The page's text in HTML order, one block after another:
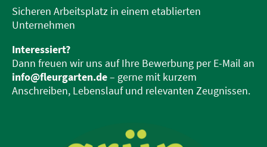
Sicheren Arbeitsplatz in einem etablierten
Unternehmen
Interessiert?
Dann freuen wir uns auf Ihre Bewerbung per E-Mail an
info@fleurgarten.de– gerne mit kurzem
Anschreiben, Lebenslauf und relevanten Zeugnissen.